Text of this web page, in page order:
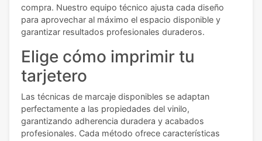
compra. Nuestro equipo técnico ajusta cada diseño
para aprovechar al máximo el espacio disponible y
garantizar resultados profesionales duraderos.
Elige cómo imprimir tu
tarjetero
Las técnicas de marcaje disponibles se adaptan
perfectamente a las propiedades del vinilo,
garantizando adherencia duradera y acabados
profesionales. Cada método ofrece características